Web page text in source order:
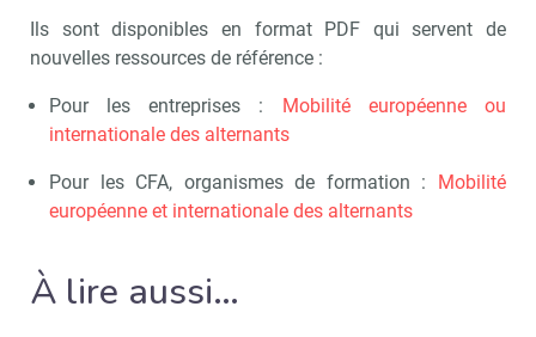
Ils sont disponibles en format PDF qui servent de
nouvelles ressources de référence :
Pour les entreprises : Mobilité européenne ou
internationale des alternants
Pour les CFA, organismes de formation : Mobilité
européenne et internationale des alternants
À lire aussi…
Non merci, je reçois déjà
!
Je déciderai plus
tard